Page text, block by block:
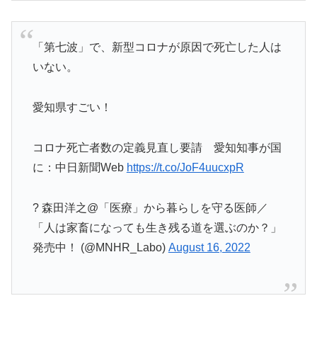
「第七波」で、新型コロナが原因で死亡した人は
いない。
愛知県すごい！
コロナ死亡者数の定義見直し要請 愛知知事が国
に：中日新聞Web https://t.co/JoF4uucxpR
? 森田洋之@「医療」から暮らしを守る医師／
「人は家畜になっても生き残る道を選ぶのか？」
発売中！ (@MNHR_Labo) August 16, 2022